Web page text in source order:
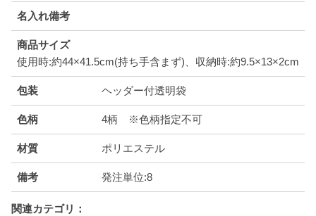
名入れ備考
商品サイズ
使用時:約44×41.5cm(持ち手含まず)、収納時:約9.5×13×2cm
包装 ヘッダー付透明袋
色柄 4柄 ※色柄指定不可
材質 ポリエステル
備考 発注単位:8
関連カテゴリ：